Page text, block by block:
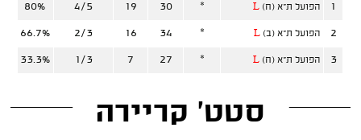
1 הפועל ת"א (ח) L
*
30
19
4/5
80%
2 הפועל ת"א (ב) L
*
34
16
2/3
66.7%
3 הפועל ת"א (ח) L
*
27
7
1/3
33.3%
סטט' קריירה